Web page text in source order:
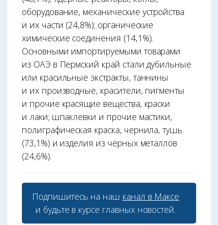
оборудование, механические устройства
и их части (24,8%); органические
химические соединения (14,1%).
Основными импортируемыми товарами
из ОАЭ в Пермский край стали дубильные
или красильные экстракты, таннины
и их производные, красители, пигменты
и прочие красящие вещества, краски
и лаки; шпаклёвки и прочие мастики,
полиграфическая краска, чернила, тушь
(73,1%) и изделия из чёрных металлов
(24,6%).
Подпишитесь на наш канал в Максе
и будьте в курсе главных новостей.